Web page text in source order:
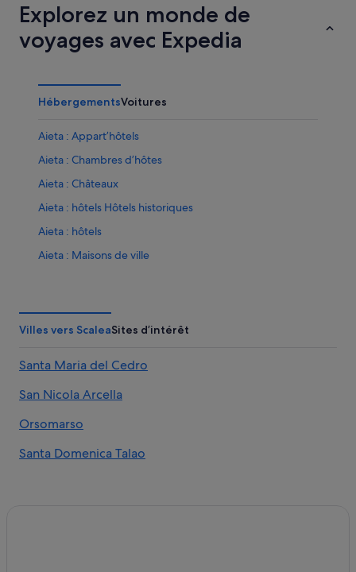
Explorez un monde de
voyages avec Expedia
HébergementsVoitures
Aieta : Appart’hôtels
Aieta : Chambres d’hôtes
Aieta : Châteaux
Aieta : hôtels Hôtels historiques
Aieta : hôtels
Aieta : Maisons de ville
Aieta : Complexes hôteliers
Belvedere Marittimo : Palaces
Bonifati : Appart’hôtels
Bonifati : Chambres d’hôtes
Bonifati : Maison d’hôtes
Villes vers ScaleaSites d’intérêt
Santa Maria del Cedro
San Nicola Arcella
Orsomarso
Santa Domenica Talao